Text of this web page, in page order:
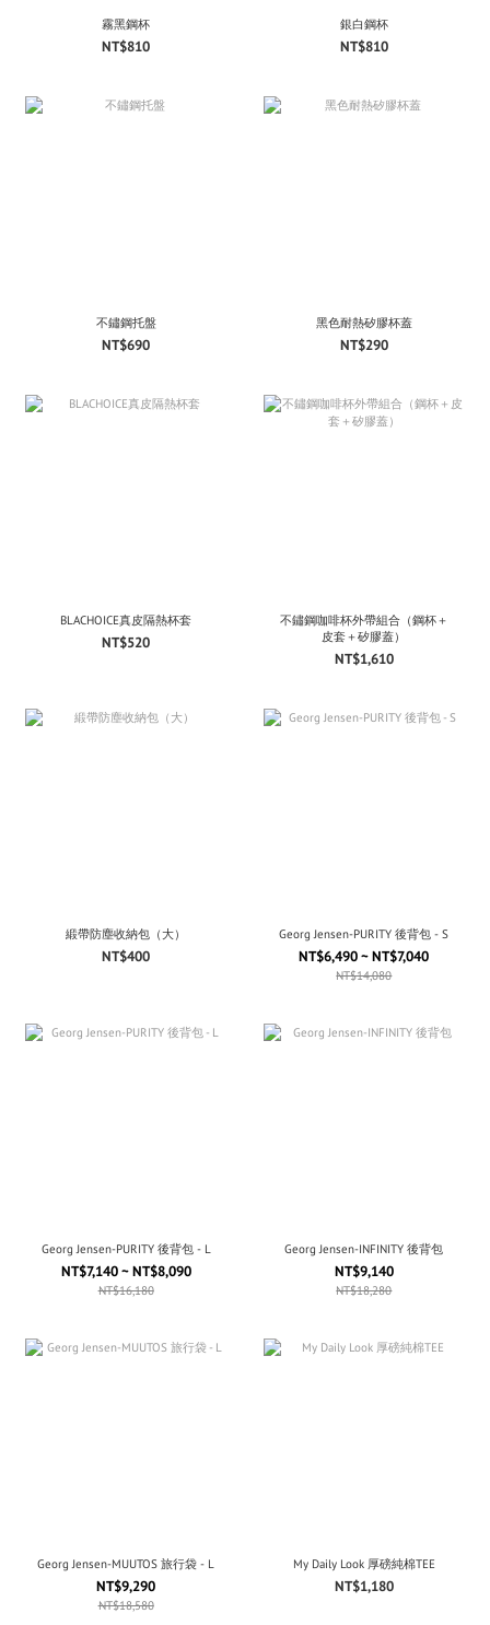
霧黑鋼杯
NT$810
銀白鋼杯
NT$810
不鏽鋼托盤
NT$690
黑色耐熱矽膠杯蓋
NT$290
BLACHOICE真皮隔熱杯套
NT$520
不鏽鋼咖啡杯外帶組合（鋼杯＋
皮套＋矽膠蓋）
NT$1,610
緞帶防塵收納包（大）
NT$400
Georg Jensen-PURITY 後背包 - S
NT$6,490 ~ NT$7,040
NT$14,080
Georg Jensen-PURITY 後背包 - L
NT$7,140 ~ NT$8,090
NT$16,180
Georg Jensen-INFINITY 後背包
NT$9,140
NT$18,280
Georg Jensen-MUUTOS 旅行袋 - L
NT$9,290
NT$18,580
My Daily Look 厚磅純棉TEE
NT$1,180